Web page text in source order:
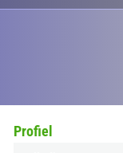
Profiel